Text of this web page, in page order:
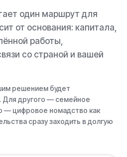
один маршрут для
от основания: капитала,
работы,
со страной и вашей
решением будет
Для другого — семейное
— цифровое номадство как
сразу заходить в долгую